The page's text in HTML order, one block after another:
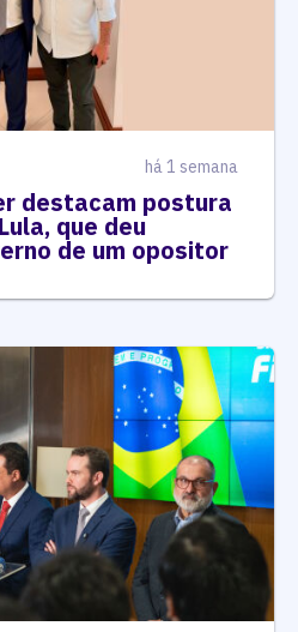
há 1 semana
destacam postura
que deu
de um opositor